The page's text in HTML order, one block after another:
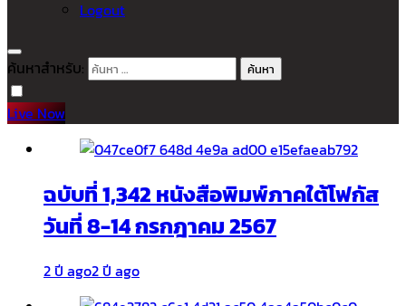
Logout
ค้นหาสำหรับ:
Live Now
ฉบับที่ 1,342 หนังสือพิมพ์ภาคใต้โฟกัส
วันที่ 8-14 กรกฎาคม 2567
2 ปี ago2 ปี ago